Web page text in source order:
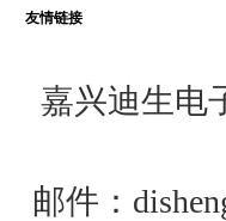
友情链接
嘉兴迪生电
邮件：